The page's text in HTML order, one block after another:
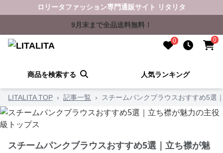
ロリータファッション専門通販サイト リタリタ
9月末まで全品送料無料！
0 0
商品を検索する 人気ランキング
LITALITA TOP › 記事一覧 › スチームパンクブラウスおすすめ5選
スチームパンクブラウスおすすめ5選｜立ち襟が魅